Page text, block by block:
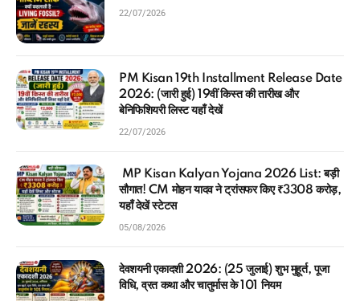
22/07/2026
PM Kisan 19th Installment Release Date
2026: (जारी हुई) 19वीं किस्त की तारीख और
बेनिफिशियरी लिस्ट यहाँ देखें
22/07/2026
MP Kisan Kalyan Yojana 2026 List: बड़ी
सौगात! CM मोहन यादव ने ट्रांसफर किए ₹3308 करोड़,
यहाँ देखें स्टेटस
05/08/2026
देवशयनी एकादशी 2026: (25 जुलाई) शुभ मुहूर्त, पूजा
विधि, व्रत कथा और चातुर्मास के 101 नियम